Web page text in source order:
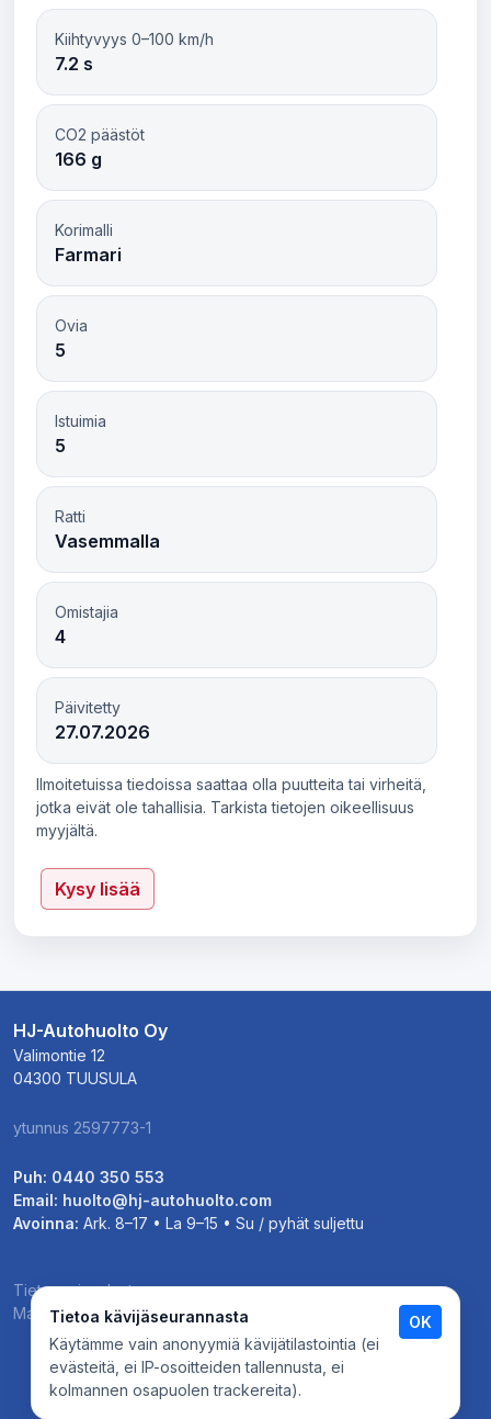
Kiihtyvyys 0–100 km/h
7.2 s
CO2 päästöt
166 g
Korimalli
Farmari
Ovia
5
Istuimia
5
Ratti
Vasemmalla
Omistajia
4
Päivitetty
27.07.2026
Ilmoitetuissa tiedoissa saattaa olla puutteita tai virheitä,
jotka eivät ole tahallisia. Tarkista tietojen oikeellisuus
myyjältä.
Kysy lisää
HJ-Autohuolto Oy
Valimontie 12
04300 TUUSULA
ytunnus 2597773-1
Puh: 0440 350 553
Email: huolto@hj-autohuolto.com
Avoinna: Ark. 8–17 • La 9–15 • Su / pyhät suljettu
Tietosuojaseloste
Maksu- ja toimitusehdot
HJ-Autohuolto - © 2014-2026.
Kaikki oikeudet pidätetään.
Powered byNettiSite
Tietoa kävijäseurannasta
Käytämme vain anonyymiä kävijätilastointia (ei
evästeitä, ei IP-osoitteiden tallennusta, ei
kolmannen osapuolen trackereita).
OK